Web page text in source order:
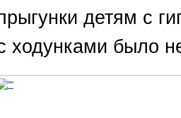
детям с
ходунками было